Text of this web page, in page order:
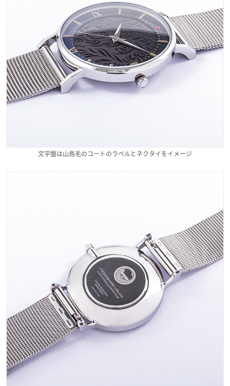
文字盤は山鳥毛のコートのラペルとネクタイをイメージ